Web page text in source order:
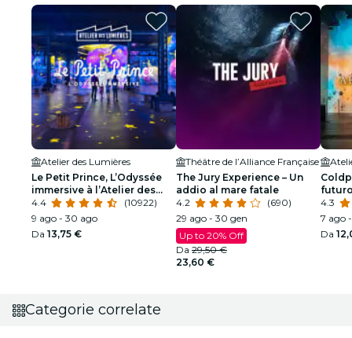
Atelier des Lumières
Le Petit Prince, L’Odyssée
immersive à l’Atelier des
Lumières
4.4
(10922)
9 ago - 30 ago
Da 13,75 €
Théâtre de l’Alliance Française
The Jury Experience – Un
addio al mare fatale
4.2
(690)
29 ago - 30 gen
Up to 20% Off
Da 29,50 €
23,60 €
4.3
7 ago
Da
Categorie correlate